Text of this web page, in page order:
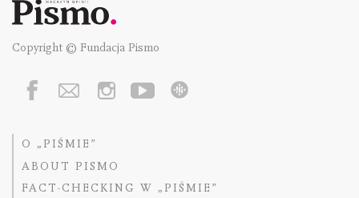
Copyright © Fundacja Pismo
O „PIŚMIE”
ABOUT PISMO
FACT-CHECKING W „PIŚMIE”